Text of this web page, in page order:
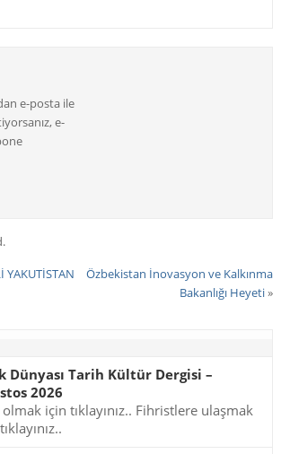
e-posta ile
e-
YAKUTİSTAN
Özbekistan İnovasyon ve Kalkınma
Bakanlığı Heyeti»
Dünyası Tarih Kültür Dergisi –
2026
için tıklayınız.. Fihristlere ulaşmak